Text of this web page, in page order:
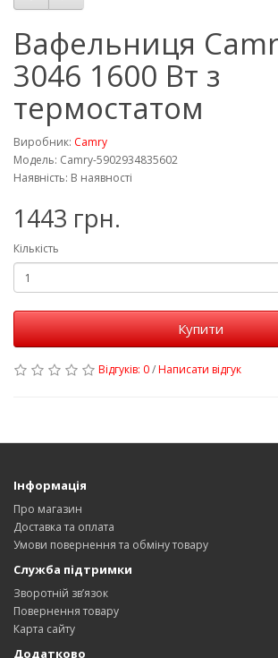
Вафельниця
3046 1600 Вт з
термостатом
Виробник: Camry
Модель: Camry-5902934835602
Наявність: В наявності
1443 грн.
Кількість
Купити
Відгуків: 0/Написати відгук
Інформація
Про магазин
Доставка та оплата
Умови повернення та обміну товару
Служба підтримки
Зворотній зв’язок
Повернення товару
Карта сайту
Додатково